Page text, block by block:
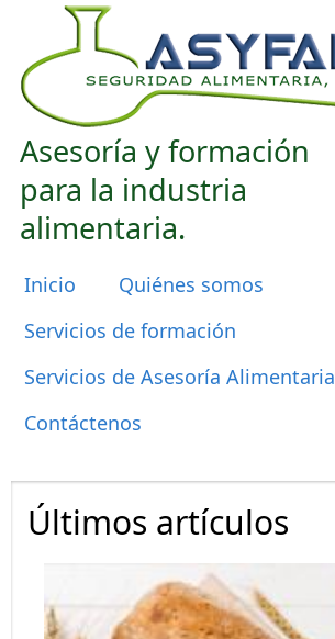
Asesoría y formación
para la industria
alimentaria.
Menú principal
Inicio
Quiénes somos
Servicios de formación
Servicios de Asesoría Alimentaria
Contáctenos
Últimos artículos